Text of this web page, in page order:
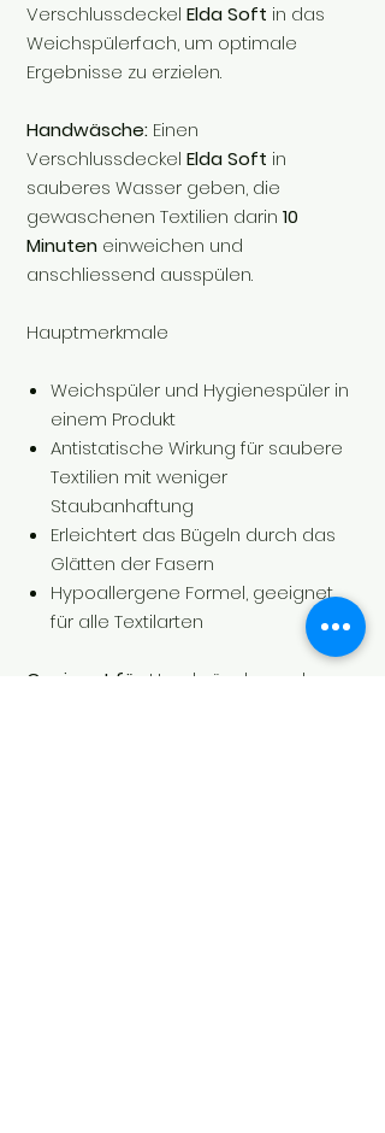
Verschlussdeckel Elda Soft in das
Weichspülerfach, um optimale
Ergebnisse zu erzielen.
Handwäsche: Einen
Verschlussdeckel Elda Soft in
sauberes Wasser geben, die
gewaschenen Textilien darin 10
Minuten einweichen und
anschliessend ausspülen.
Hauptmerkmale
Weichspüler und Hygienespüler in
einem Produkt
Antistatische Wirkung für saubere
Textilien mit weniger
Staubanhaftung
Erleichtert das Bügeln durch das
Glätten der Fasern
Hypoallergene Formel, geeignet
für alle Textilarten
Geeignet für:
Handwäsche und